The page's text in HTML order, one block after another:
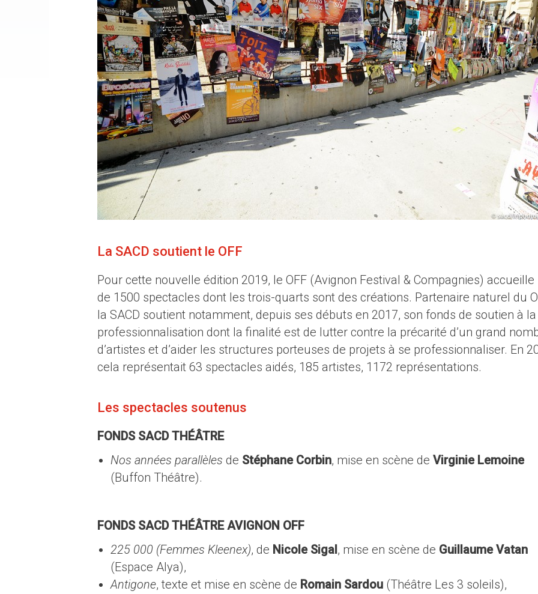
La SACD soutient le OFF
Pour cette nouvelle édition 2019, le OFF (Avignon Festival & Compagnies)
de 1500 spectacles dont les trois-quarts sont des créations. Partenaire naturel du
la SACD soutient notamment, depuis ses débuts en 2017, son fonds de soutien à la
professionnalisation dont la finalité est de lutter contre la précarité d’un grand
d’artistes et d’aider les structures porteuses de projets à se professionnaliser. En
cela représentait 63 spectacles aidés, 185 artistes, 1172 représentations.
Les spectacles soutenus
FONDS SACD THÉÂTRE
Nos années parallèles de Stéphane Corbin, mise en scène de Virginie Lemoine
(Buffon Théâtre).
FONDS SACD THÉÂTRE AVIGNON OFF
225 000 (Femmes Kleenex), de Nicole Sigal, mise en scène de Guillaume Vatan
(Espace Alya),
Antigone, texte et mise en scène de Romain Sardou (Théâtre Les 3 soleils),